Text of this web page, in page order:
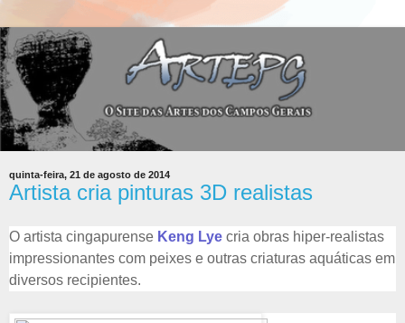
quinta-feira, 21 de agosto de 2014
Artista cria pinturas 3D realistas
O artista cingapurense Keng Lye cria obras hiper-realistas
impressionantes com peixes e outras criaturas aquáticas em
diversos recipientes.